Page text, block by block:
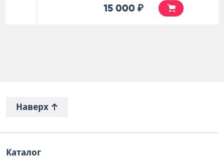
15 000 ₽
Наверх
Каталог